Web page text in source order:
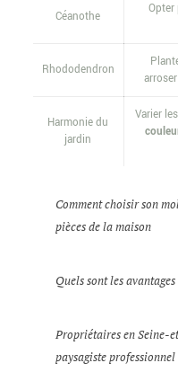
Céanothe
Rhododendron
Harmonie du
jardin
Varier
Comment choisir son
pièces de la maison
Quels sont les
Propriétaires en Seine-
paysagiste